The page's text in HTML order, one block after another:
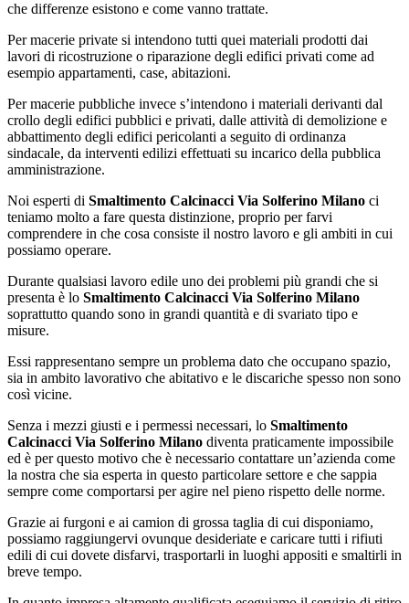
che differenze esistono e come vanno trattate.
Per macerie private si intendono tutti quei materiali prodotti dai
lavori di ricostruzione o riparazione degli edifici privati come ad
esempio appartamenti, case, abitazioni.
Per macerie pubbliche invece s’intendono i materiali derivanti dal
crollo degli edifici pubblici e privati, dalle attività di demolizione e
abbattimento degli edifici pericolanti a seguito di ordinanza
sindacale, da interventi edilizi effettuati su incarico della pubblica
amministrazione.
Noi esperti di Smaltimento Calcinacci Via Solferino Milano ci
teniamo molto a fare questa distinzione, proprio per farvi
comprendere in che cosa consiste il nostro lavoro e gli ambiti in cui
possiamo operare.
Durante qualsiasi lavoro edile uno dei problemi più grandi che si
presenta è lo Smaltimento Calcinacci Via Solferino Milano
soprattutto quando sono in grandi quantità e di svariato tipo e
misure.
Essi rappresentano sempre un problema dato che occupano spazio,
sia in ambito lavorativo che abitativo e le discariche spesso non sono
così vicine.
Senza i mezzi giusti e i permessi necessari, lo Smaltimento
Calcinacci Via Solferino Milano diventa praticamente impossibile
ed è per questo motivo che è necessario contattare un’azienda come
la nostra che sia esperta in questo particolare settore e che sappia
sempre come comportarsi per agire nel pieno rispetto delle norme.
Grazie ai furgoni e ai camion di grossa taglia di cui disponiamo,
possiamo raggiungervi ovunque desideriate e caricare tutti i rifiuti
edili di cui dovete disfarvi, trasportarli in luoghi appositi e smaltirli in
breve tempo.